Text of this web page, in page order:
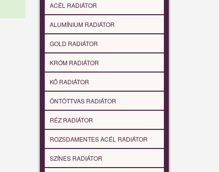
ACÉL RADIÁTOR
ALUMÍNIUM RADIÁTOR
GOLD RADIÁTOR
KRÓM RADIÁTOR
KŐ RADIÁTOR
ÖNTÖTTVAS RADIÁTOR
RÉZ RADIÁTOR
ROZSDAMENTES ACÉL RADIÁTOR
SZÍNES RADIÁTOR